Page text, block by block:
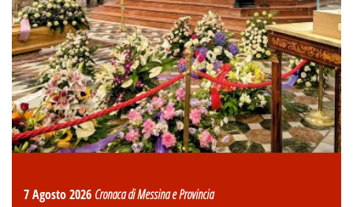
7 Agosto 2026 Cronaca di Messina e Provincia